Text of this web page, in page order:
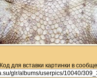
Код для вставки картинки в